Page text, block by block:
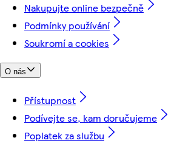
Nakupujte online bezpečně
Podmínky používání
Soukromí a cookies
O nás
Přístupnost
Podívejte se, kam doručujeme
Poplatek za službu